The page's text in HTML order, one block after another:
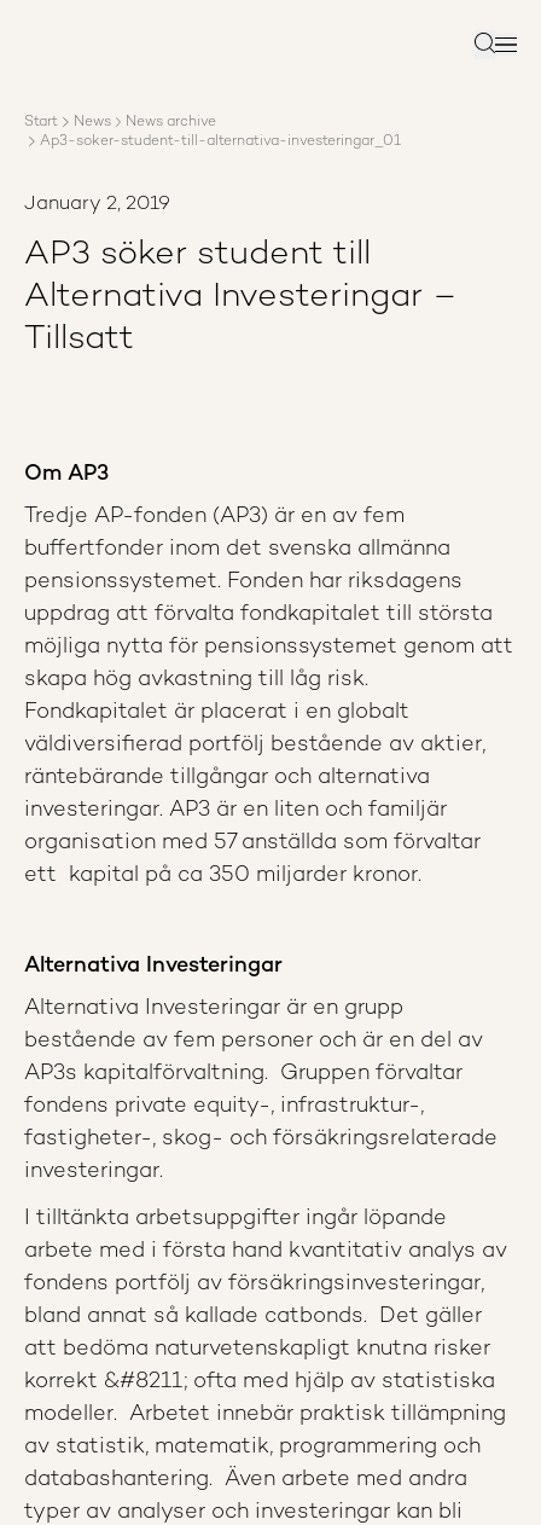
Reports
Search
Start News
News archive
Ap3-soker-student-till-alternativa-investeringar_01
January 2, 2019
AP3 söker student till
Alternativa Investeringar –
Tillsatt
Om AP3
Tredje AP-fonden (AP3) är en av fem
buffertfonder inom det svenska allmänna
pensionssystemet. Fonden har riksdagens
uppdrag att förvalta fondkapitalet till största
möjliga nytta för pensionssystemet genom att
skapa hög avkastning till låg risk.
Fondkapitalet är placerat i en globalt
väldiversifierad portfölj bestående av aktier,
räntebärande tillgångar och alternativa
investeringar. AP3 är en liten och familjär
organisation med 57 anställda som förvaltar
ett kapital på ca 350 miljarder kronor.
Alternativa Investeringar
Alternativa Investeringar är en grupp
bestående av fem personer och är en del av
AP3s kapitalförvaltning. Gruppen förvaltar
fondens private equity-, infrastruktur-,
fastigheter-, skog- och försäkringsrelaterade
investeringar.
I tilltänkta arbetsuppgifter ingår löpande
arbete med i första hand kvantitativ analys av
fondens portfölj av försäkringsinvesteringar,
bland annat så kallade catbonds. Det gäller
att bedöma naturvetenskapligt knutna risker
korrekt &#8211; ofta med hjälp av statistiska
modeller. Arbetet innebär praktisk tillämpning
av statistik, matematik, programmering och
databashantering. Även arbete med andra
typer av analyser och investeringar kan bli